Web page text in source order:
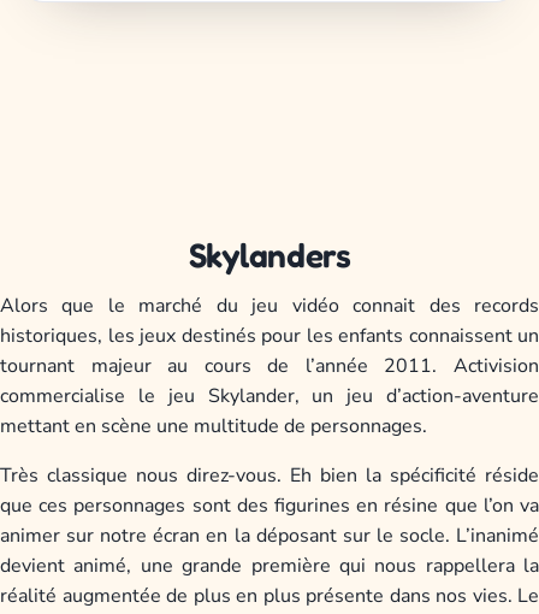
Skylanders
Alors que le marché du jeu vidéo connait des records
historiques, les jeux destinés pour les enfants connaissent un
tournant majeur au cours de l’année 2011. Activision
commercialise le jeu Skylander, un jeu d’action-aventure
mettant en scène une multitude de personnages.
Très classique nous direz-vous. Eh bien la spécificité réside
que ces personnages sont des figurines en résine que l’on va
animer sur notre écran en la déposant sur le socle. L’inanimé
devient animé, une grande première qui nous rappellera la
réalité augmentée de plus en plus présente dans nos vies. Le